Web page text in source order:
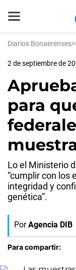
Diarios Bonaerenses>
2 de septiembre de
para
Lo el Ministerio
“cumplir con los
integridad y
genética”.
Por Agencia DIB
Para compartir: